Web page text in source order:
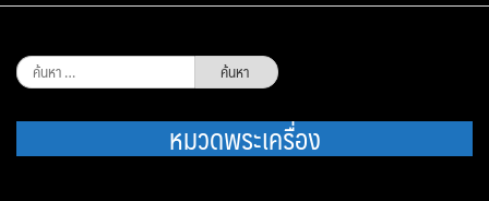
ค้นหา
สำหรับ:
หมวดพระเครื่อง